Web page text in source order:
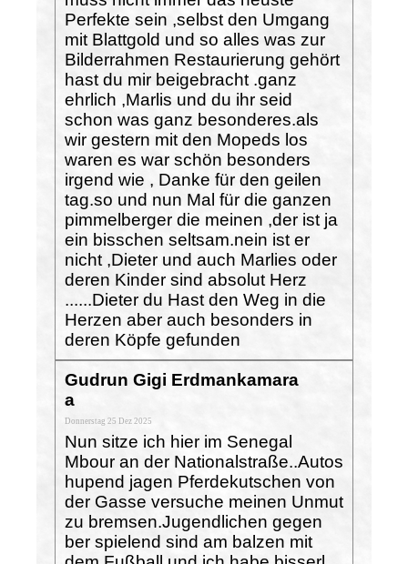
Perfekte sein ,selbst den Umgang
mit Blattgold und so alles was zur
Bilderrahmen Restaurierung gehört
hast du mir beigebracht .ganz
ehrlich ,Marlis und du ihr seid
schon was ganz besonderes.als
wir gestern mit den Mopeds los
waren es war schön besonders
irgend wie , Danke für den geilen
tag.so und nun Mal für die ganzen
pimmelberger die meinen ,der ist ja
ein bisschen seltsam.nein ist er
nicht ,Dieter und auch Marlies oder
deren Kinder sind absolut Herz
......Dieter du Hast den Weg in die
Herzen aber auch besonders in
deren Köpfe gefunden
Gudrun Gigi Erdmankamara
a
Donnerstag 25 Dez 2025
Nun sitze ich hier im Senegal
Mbour an der Nationalstraße..Autos
hupend jagen Pferdekutschen von
der Gasse versuche meinen Unmut
zu bremsen.Jugendlichen gegen
ber spielend sind am balzen mit